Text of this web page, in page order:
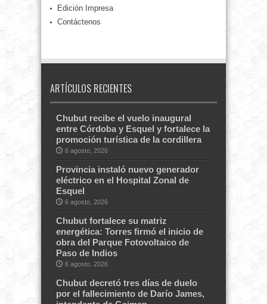
Edición Impresa
Contáctenos
ARTÍCULOS RECIENTES
Chubut recibe el vuelo inaugural
entre Córdoba y Esquel y fortalece la
promoción turística de la cordillera
6 agosto, 2026
Provincia instaló nuevo generador
eléctrico en el Hospital Zonal de
Esquel
6 agosto, 2026
Chubut fortalece su matriz
energética: Torres firmó el inicio de
obra del Parque Fotovoltaico de
Paso de Indios
6 agosto, 2026
Chubut decretó tres días de duelo
por el fallecimiento de Darío James,